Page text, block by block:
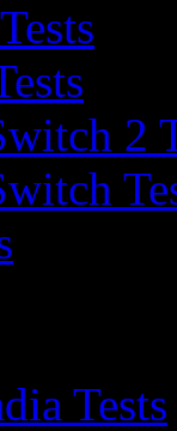
2
Tests